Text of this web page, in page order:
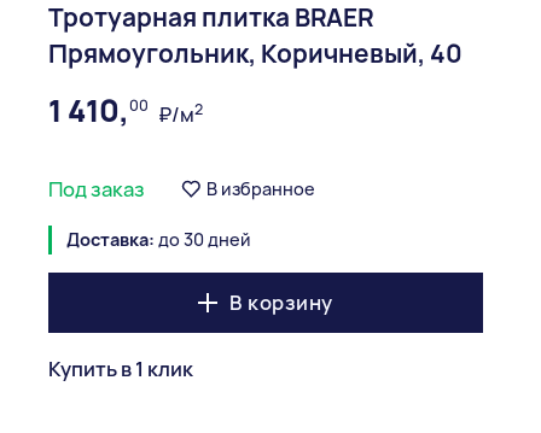
Тротуарная плитка BRAER
Прямоугольник, Коричневый, 40
1 410,00 ₽/м2
Под заказ В избранное
Доставка: до 30 дней
В корзину
Купить в 1 клик